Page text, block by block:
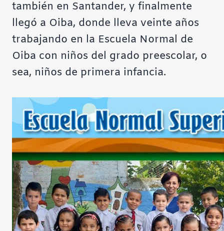
también en Santander, y finalmente
llegó a Oiba, donde lleva veinte años
trabajando en la Escuela Normal de
Oiba con niños del grado preescolar, o
sea, niños de primera infancia.